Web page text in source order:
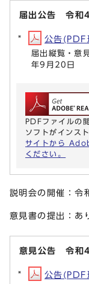
届出公告 令和
公告
届出縦覧・意
年9月20日
PDFファイルの
ソフトがインス
サイトから
ください。
説明会の開催：令
意見書の提出：あ
意見公告 令和
公告